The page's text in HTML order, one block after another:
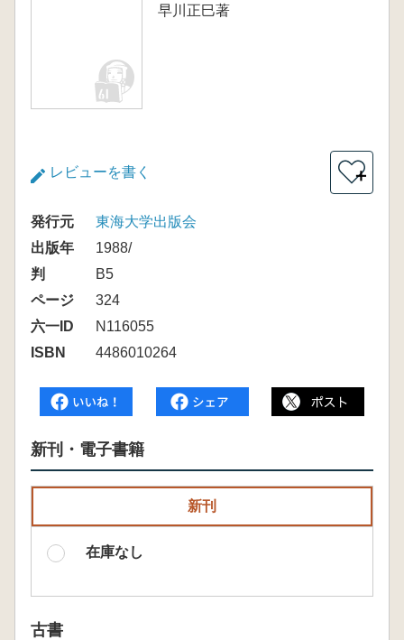
早川正巳著
レビューを書く ＋
発行元
東海大学出版会
出版年
1988/
判
B5
ページ
324
六一ID
N116055
ISBN
4486010264
新刊・電子書籍
新刊
在庫なし
古書